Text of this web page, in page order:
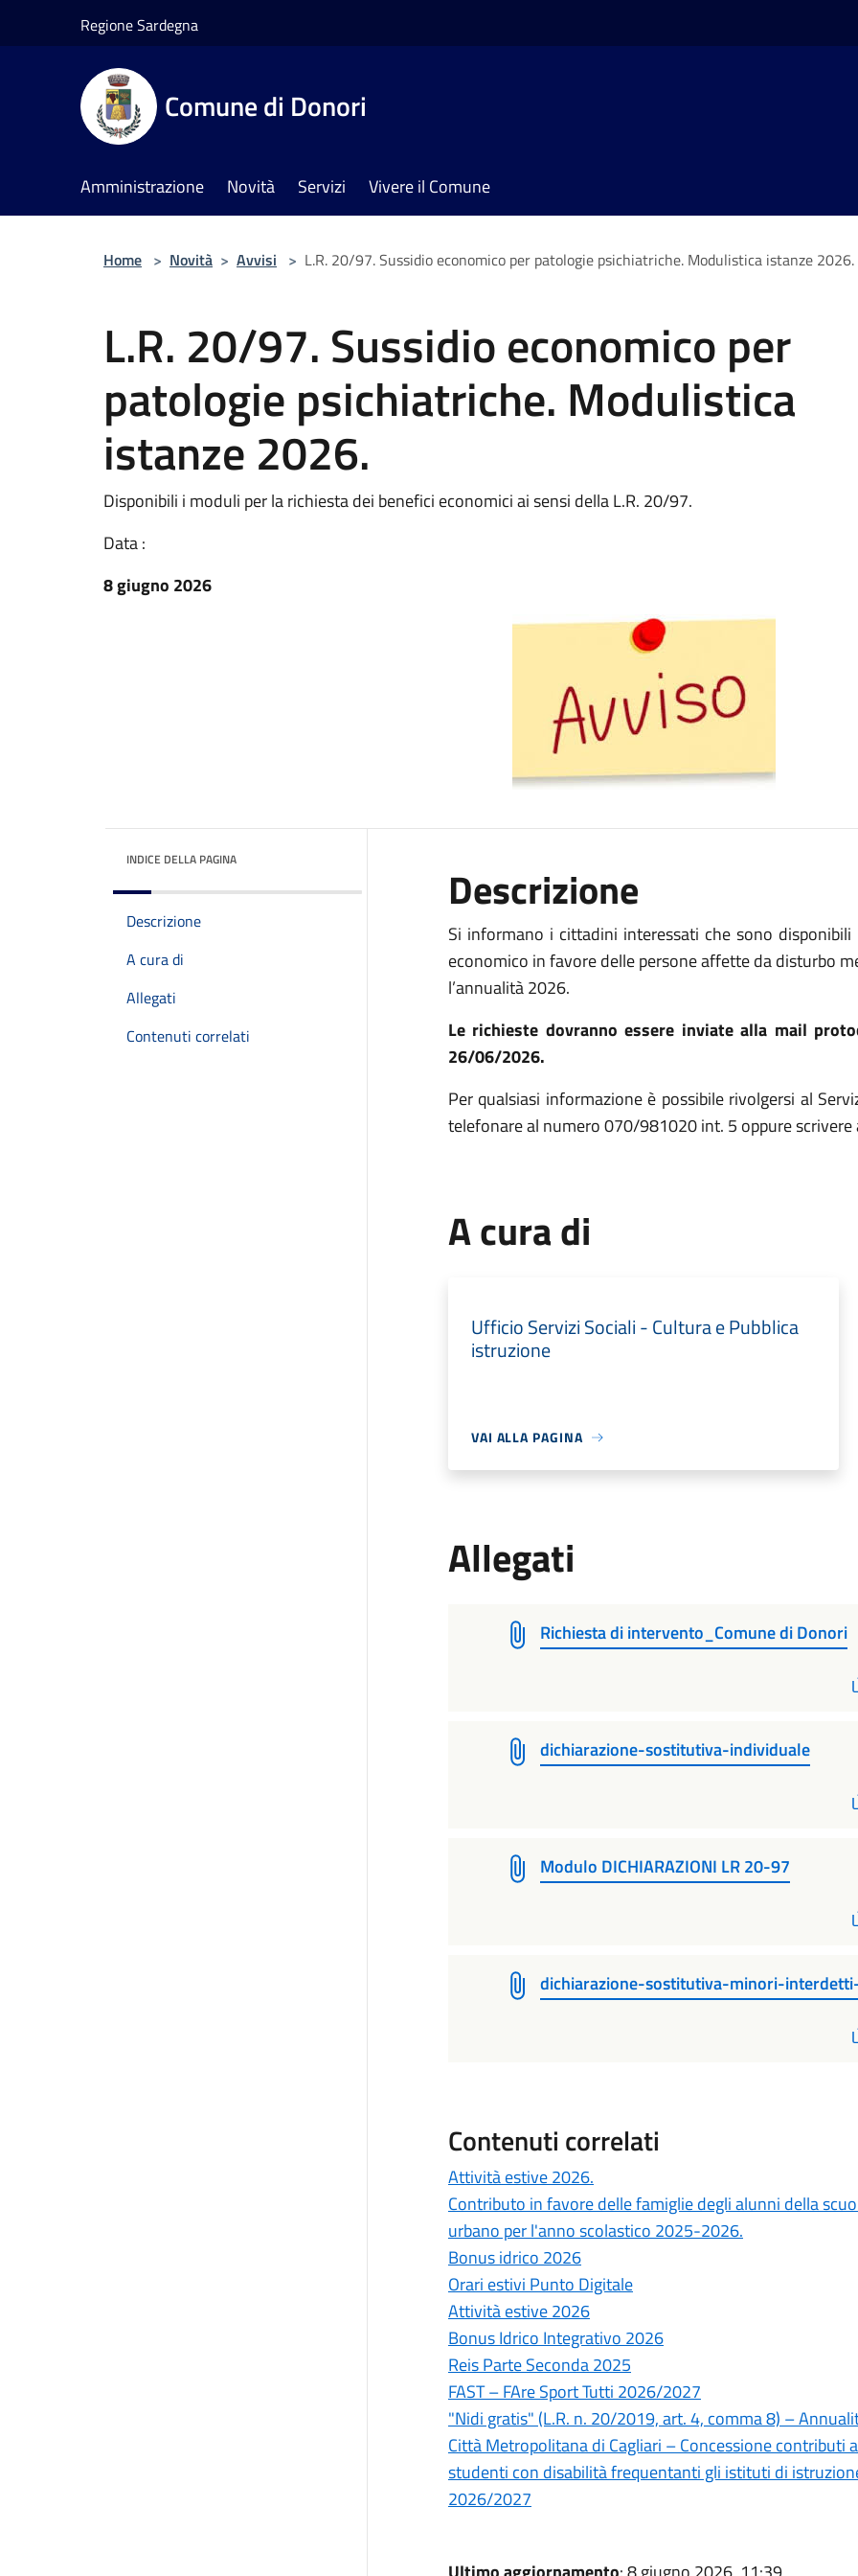
Regione Sardegna
Comune di Donori
Amministrazione Novità Servizi Vivere il Comune
Home > Novità > Avvisi > L.R. 20/97. Sussidio economico per patologie psichiatriche. Modulistica istanze 2026.
L.R. 20/97. Sussidio economico per
patologie psichiatriche. Modulistica
istanze 2026.
Disponibili i moduli per la richiesta dei benefici economici ai sensi della L.R. 20/97.
Data :
8 giugno 2026
INDICE DELLA PAGINA
Descrizione
A cura di
Allegati
Contenuti correlati
Descrizione
Si informano i cittadini interessati che sono
economico in favore delle persone affette da disturbo
l’annualità 2026.
Le richieste dovranno essere inviate alla mail
26/06/2026.
Per qualsiasi informazione è possibile rivolgersi al
telefonare al numero 070/981020 int. 5 oppure
A cura di
Ufficio Servizi Sociali - Cultura e Pubblica
istruzione
VAI ALLA PAGINA
Allegati
Richiesta di intervento_Comune di Donori
dichiarazione-sostitutiva-individuale
Modulo DICHIARAZIONI LR 20-97
dichiarazione-sostitutiva-minori-
Contenuti correlati
Attività estive 2026.
Contributo in favore delle famiglie degli alunni della
urbano per l'anno scolastico 2025-2026.
Bonus idrico 2026
Orari estivi Punto Digitale
Attività estive 2026
Bonus Idrico Integrativo 2026
Reis Parte Seconda 2025
FAST – FAre Sport Tutti 2026/2027
"Nidi gratis" (L.R. n. 20/2019, art. 4, comma 8) –
Città Metropolitana di Cagliari – Concessione contributi
studenti con disabilità frequentanti gli istituti di
2026/2027